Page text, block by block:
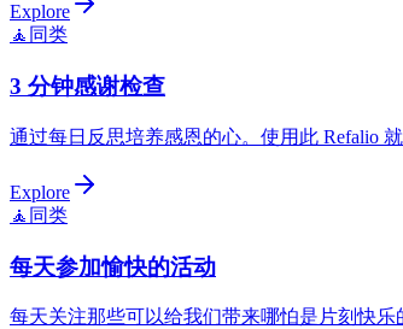
Explore
🧘 同类
3 分钟感谢检查
通过每日反思培养感恩的心。使用此 Refalio
Explore
🧘 同类
每天参加愉快的活动
每天关注那些可以给我们带来哪怕是片刻快乐